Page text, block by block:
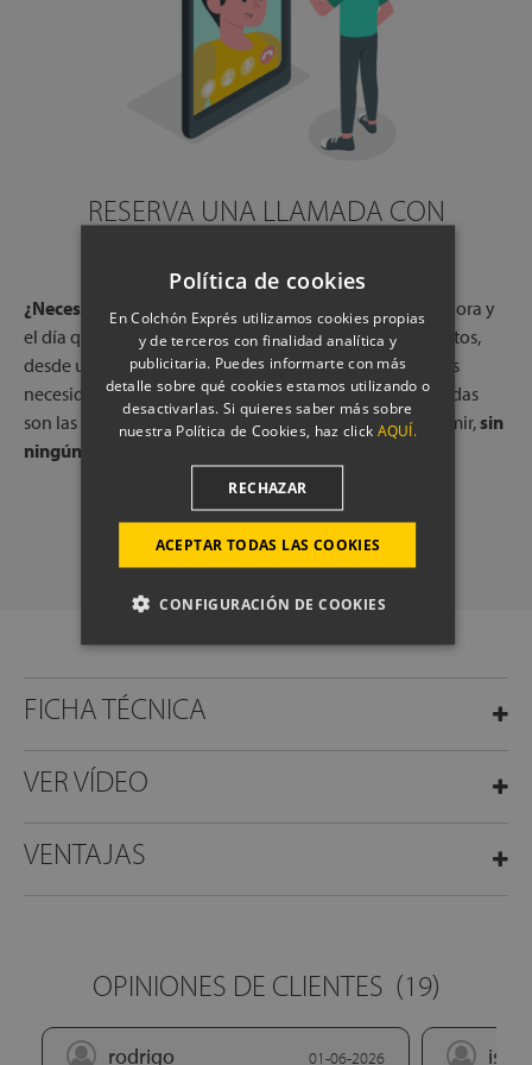
RESERVA UNA LLAMADA CON
¿Necesitas ayuda? Reserva una llamada gratuita, a la hora y
el día que más te convenga, con uno de nuestros expertos,
desde una de nuestras tiendas físicas. Escucharemos tus
necesidades y te indicaremos qué colchones o almohadas
son las que mejor pueden adaptarse a tu forma de dormir,sin
ningún compromiso.
PROGRAMAR LLAMADA
FICHA TÉCNICA
VER VÍDEO
VENTAJAS
OPINIONES DE CLIENTES (19)
rodrigo 01-06-2026 isaac
Política de cookies
En Colchón Exprés utilizamos cookies propias
y de terceros con finalidad analítica y
publicitaria. Puedes informarte con más
detalle sobre qué cookies estamos utilizando o
desactivarlas. Si quieres saber más sobre
nuestra Política de Cookies, haz click AQUÍ.
ACEPTAR TODAS LAS COOKIES
RECHAZAR
CONFIGURACIÓN DE COOKIES